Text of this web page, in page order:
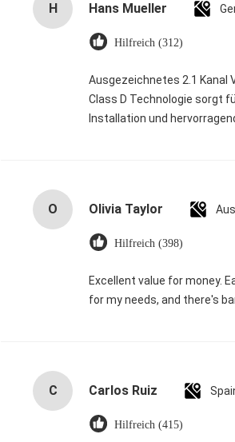
H Hans Mueller
Hilfreich (312)
Ausgezeichnetes 2.1 Kanal
Class D Technologie sorgt
Installation und
O Olivia Taylor
Hilfreich (398)
Excellent value for money.
for my needs, and there's
C Carlos Ruiz
Hilfreich (415)